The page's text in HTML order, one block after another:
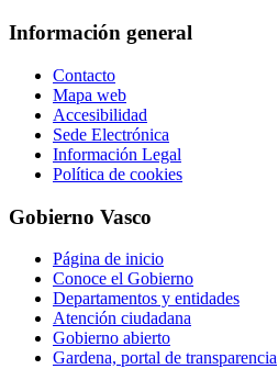
Información general
Contacto
Mapa web
Accesibilidad
Sede Electrónica
Información Legal
Política de cookies
Gobierno Vasco
Página de inicio
Conoce el Gobierno
Departamentos y entidades
Atención ciudadana
Gobierno abierto
Gardena, portal de transparencia